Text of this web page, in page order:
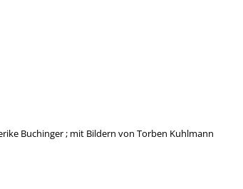
Buchinger ; mit Bildern von Torben Kuhlmann